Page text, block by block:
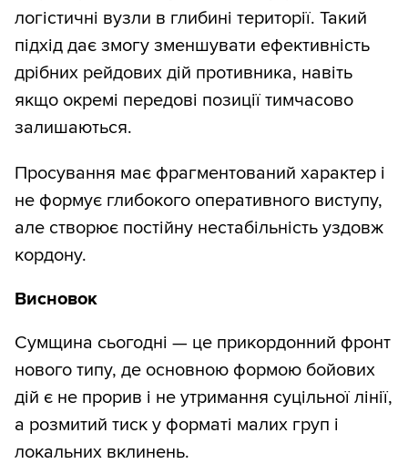
логістичні вузли в глибині території. Такий
підхід дає змогу зменшувати ефективність
дрібних рейдових дій противника, навіть
якщо окремі передові позиції тимчасово
залишаються.
Просування має фрагментований характер і
не формує глибокого оперативного виступу,
але створює постійну нестабільність уздовж
кордону.
Висновок
Сумщина сьогодні — це прикордонний фронт
нового типу, де основною формою бойових
дій є не прорив і не утримання суцільної лінії,
а розмитий тиск у форматі малих груп і
локальних вклинень.